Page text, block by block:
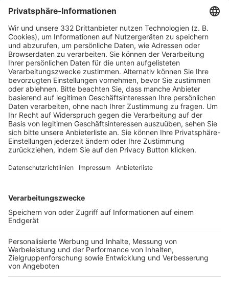
HÄUFIG BESUCHTE SEITEN
Pässe und Vereinswechsel
Trainerausbildung
Schulungsangebot Vereinsmitarbeiter
BFV-Geschäftsstellen
Trainerbörse
Login SpielPlus
FOLGE DEM BFV
TOP-VEREINE
TOP-PARTNER